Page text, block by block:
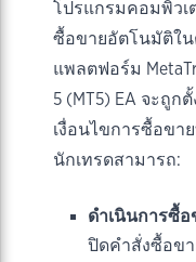
โปรแกรมคอมพิว
ซื้อขายอัตโนมัติใน
แพลตฟอร์ม
5 (MT5) EA จะถู
เงื่อนไขการซื้อขา
นักเทรดสามารถ:
ดำเนินการซื้อ
ปิดคำสั่งซื้อขา